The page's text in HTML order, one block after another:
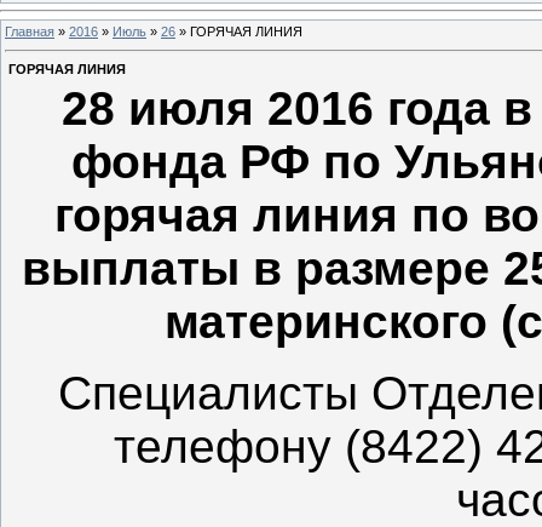
Главная » 2016 » Июль » 26 » ГОРЯЧАЯ ЛИНИЯ
ГОРЯЧАЯ ЛИНИЯ
28 июля 2016 года
фонда РФ по
горячая линия по
выплаты в размере
материнского
Специалисты
телефону (8422)